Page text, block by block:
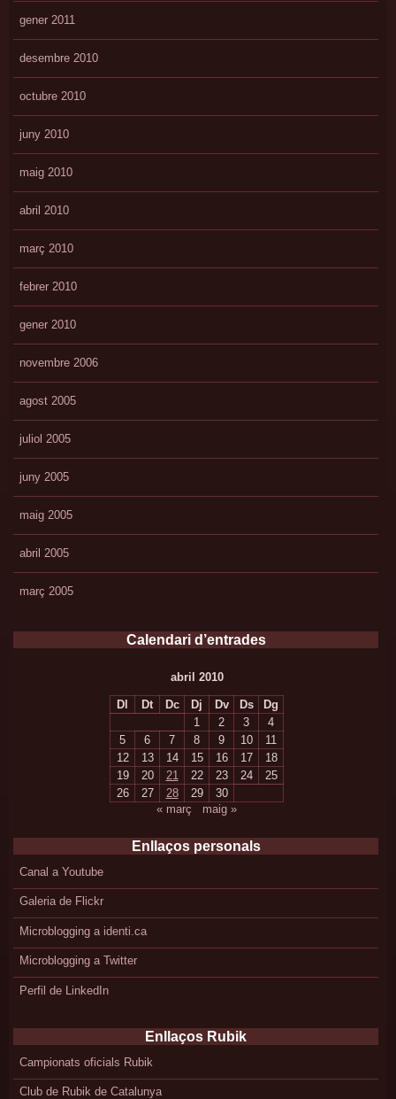
gener 2011
desembre 2010
octubre 2010
juny 2010
maig 2010
abril 2010
març 2010
febrer 2010
gener 2010
novembre 2006
agost 2005
juliol 2005
juny 2005
maig 2005
abril 2005
març 2005
Calendari d’entrades
abril 2010
Dl Dt Dc Dj Dv Ds
Dg
1
2 3
4
5
6 7 8 9 10
11
12
13 14 15 16 17
18
19
20 21 22 23 24
25
26
27 28 29
30
« març
maig »
Enllaços personals
Canal a Youtube
Galeria de Flickr
Microblogging a identi.ca
Microblogging a Twitter
Perfil de LinkedIn
Enllaços Rubik
Campionats oficials Rubik
Club de Rubik de Catalunya